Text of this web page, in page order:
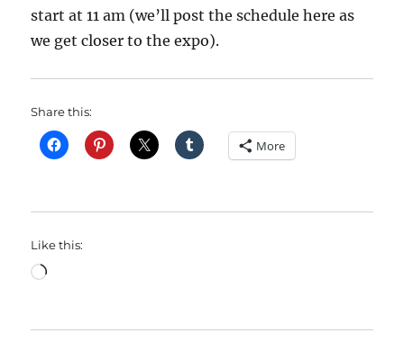
start at 11 am (we’ll post the schedule here as
we get closer to the expo).
Share this:
More
Like this:
Loading…